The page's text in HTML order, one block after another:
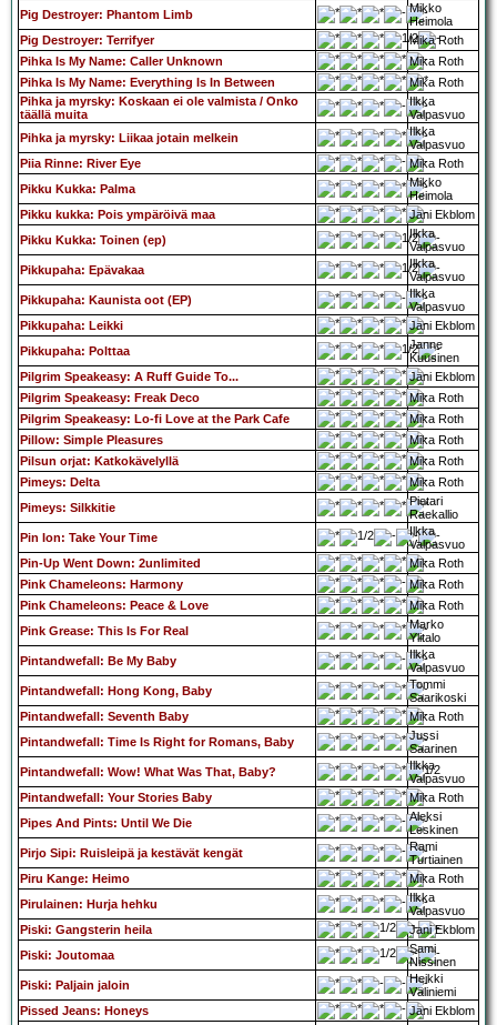
Pig Destroyer: Phantom Limb
Mikko
Heimola
Pig Destroyer: Terrifyer
Mika Roth
Pihka Is My Name: Caller Unknown
Mika Roth
Pihka Is My Name: Everything Is In Between
Mika Roth
Pihka ja myrsky: Koskaan ei ole valmista / Onko
täällä muita
Ilkka
Valpasvuo
Pihka ja myrsky: Liikaa jotain melkein
Ilkka
Valpasvuo
Piia Rinne: River Eye
Mika Roth
Pikku Kukka: Palma
Mikko
Heimola
Pikku kukka: Pois ympäröivä maa
Jani Ekblom
Pikku Kukka: Toinen (ep)
Ilkka
Valpasvuo
Pikkupaha: Epävakaa
Ilkka
Valpasvuo
Pikkupaha: Kaunista oot (EP)
Ilkka
Valpasvuo
Pikkupaha: Leikki
Jani Ekblom
Pikkupaha: Polttaa
Janne
Kuusinen
Pilgrim Speakeasy: A Ruff Guide To...
Jani Ekblom
Pilgrim Speakeasy: Freak Deco
Mika Roth
Pilgrim Speakeasy: Lo-fi Love at the Park Cafe
Mika Roth
Pillow: Simple Pleasures
Mika Roth
Pilsun orjat: Katkokävelyllä
Mika Roth
Pimeys: Delta
Mika Roth
Pimeys: Silkkitie
Pietari
Raekallio
Pin Ion: Take Your Time
Ilkka
Valpasvuo
Pin-Up Went Down: 2unlimited
Mika Roth
Pink Chameleons: Harmony
Mika Roth
Pink Chameleons: Peace & Love
Mika Roth
Pink Grease: This Is For Real
Marko
Ylitalo
Pintandwefall: Be My Baby
Ilkka
Valpasvuo
Pintandwefall: Hong Kong, Baby
Tommi
Saarikoski
Pintandwefall: Seventh Baby
Mika Roth
Pintandwefall: Time Is Right for Romans, Baby
Jussi
Saarinen
Pintandwefall: Wow! What Was That, Baby?
Ilkka
Valpasvuo
Pintandwefall: Your Stories Baby
Mika Roth
Pipes And Pints: Until We Die
Aleksi
Leskinen
Pirjo Sipi: Ruisleipä ja kestävät kengät
Rami
Turtiainen
Piru Kange: Heimo
Mika Roth
Pirulainen: Hurja hehku
Ilkka
Valpasvuo
Piski: Gangsterin heila
Jani Ekblom
Piski: Joutomaa
Sami
Nissinen
Piski: Paljain jaloin
Heikki
Väliniemi
Pissed Jeans: Honeys
Jani Ekblom